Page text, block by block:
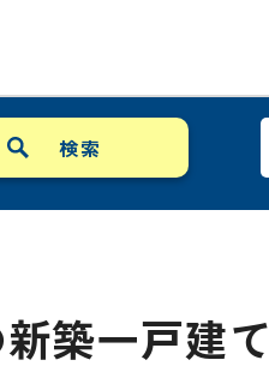
築一戸建て